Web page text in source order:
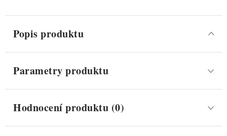
Popis produktu
Parametry produktu
Hodnocení produktu (0)